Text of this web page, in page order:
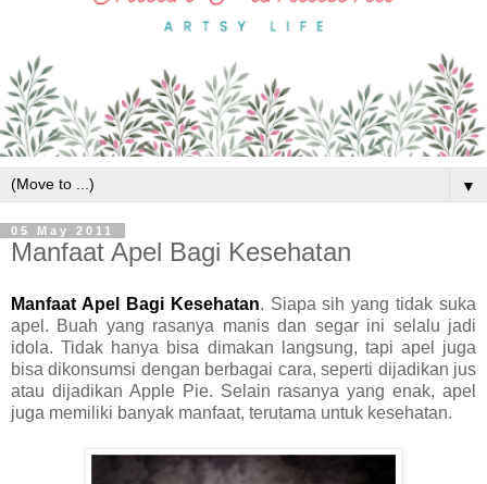
▼
05 May 2011
Manfaat Apel Bagi Kesehatan
Manfaat Apel Bagi Kesehatan. Siapa sih yang tidak suka
apel. Buah yang rasanya manis dan segar ini selalu jadi
idola. Tidak hanya bisa dimakan langsung, tapi apel juga
bisa dikonsumsi dengan berbagai cara, seperti dijadikan jus
atau dijadikan Apple Pie. Selain rasanya yang enak, apel
juga memiliki banyak manfaat, terutama untuk kesehatan.